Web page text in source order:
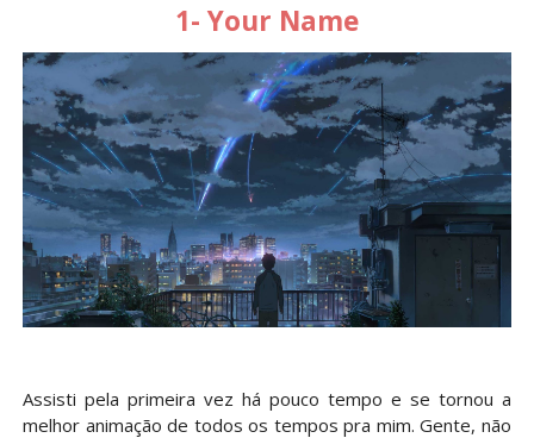
1- Your Name
Assisti pela primeira vez há pouco tempo e se tornou a
melhor animação de todos os tempos pra mim. Gente, não